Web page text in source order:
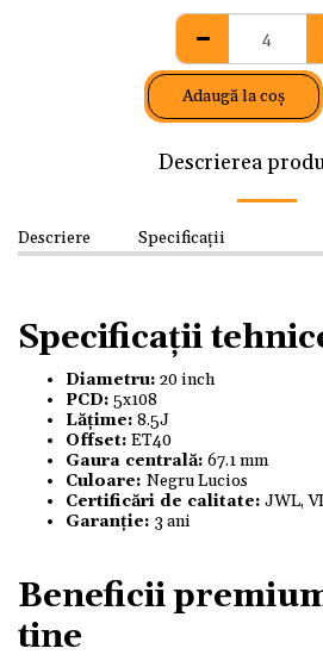
Adaugă la coş
Descrierea
Descriere Specificații
Specificații
Diametru: 20 inch
PCD: 5x108
Lățime: 8.5J
Offset: ET40
Gaura centrală: 67.1 mm
Culoare: Negru Lucios
Certificări de calitate: JWL,
Garanție: 3 ani
Beneficii
tine